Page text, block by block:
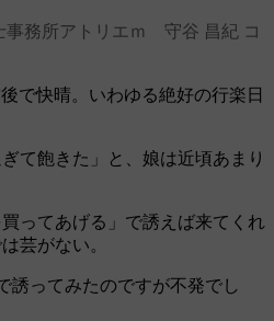
事務所アトリエｍ 守谷 昌紀 コ
で快晴。いわゆる絶好の行楽日
て飽きた」と、娘は近頃あまり
ってあげる」で誘えば来てくれ
芸がない。
ってみたのですが不発でし